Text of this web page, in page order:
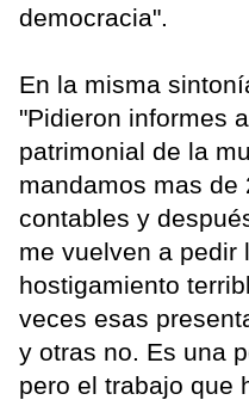
democracia".
En la misma
"Pidieron informes
patrimonial de la
mandamos mas de
contables y
me vuelven a
hostigamiento
veces esas
y otras no. Es una
pero el trabajo que